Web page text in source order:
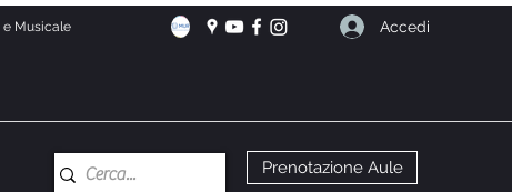
e Musicale Accedi
Prenotazione Aule